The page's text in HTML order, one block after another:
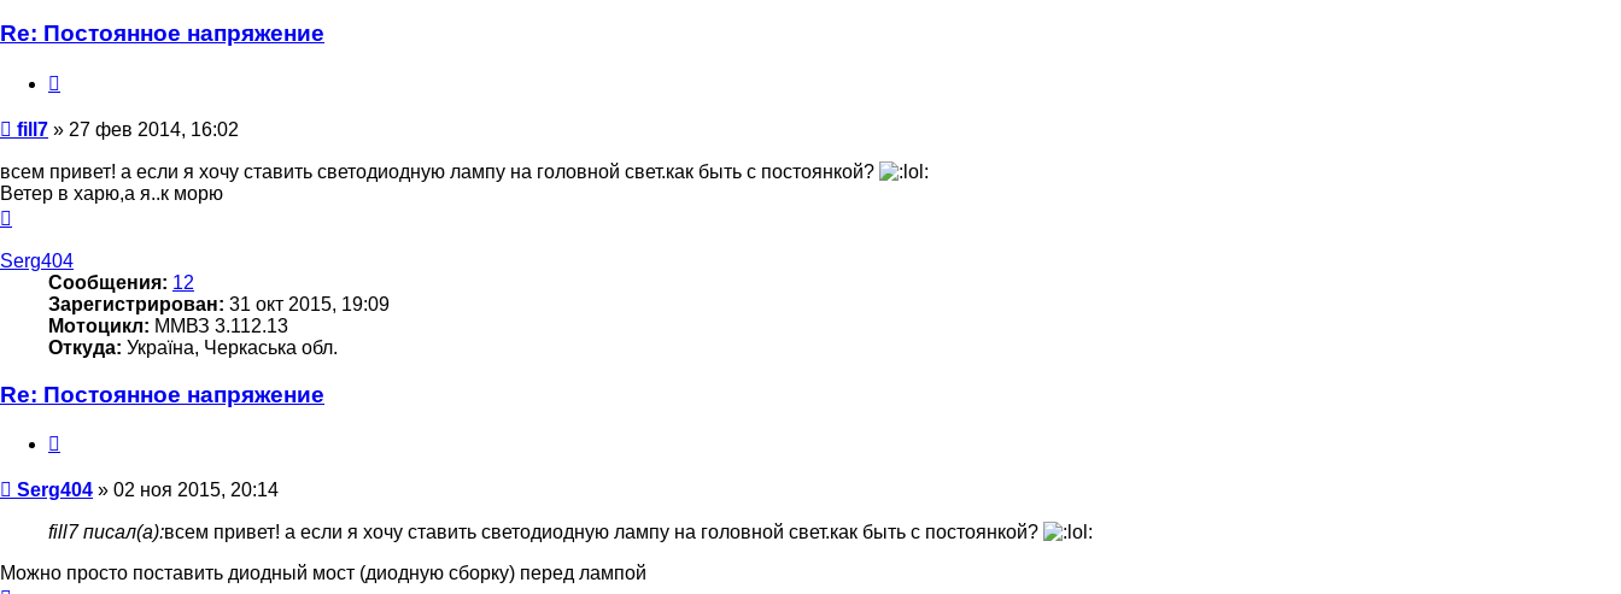
Re: Постоянное напряжение
Сообщение
fill7 » 27 фев 2014, 16:02
всем привет! а если я хочу ставить светодиодную лампу на головной свет.как быть с постоянкой?
Ветер в харю,а я..к морю
началу
Serg404
Сообщения: 12
Зарегистрирован: 31 окт 2015, 19:09
Мотоцикл: ММВЗ 3.112.13
Откуда: Україна, Черкаська обл.
Re: Постоянное напряжение
Сообщение
Serg404 » 02 ноя 2015, 20:14
fill7 писал(а):всем привет! а если я хочу ставить светодиодную лампу на головной свет.как быть с постоянкой?
Можно просто поставить диодный мост (диодную сборку) перед лампой